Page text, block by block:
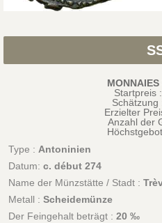
MONNAIES
Startpreis
Schätzung
Erzielter
Anzahl der
Type : Antoninien
Datum: c. début 274
Name der Münzstätte / Stadt :
Metall : Scheidemünze
Der Feingehalt beträgt : 20 ‰